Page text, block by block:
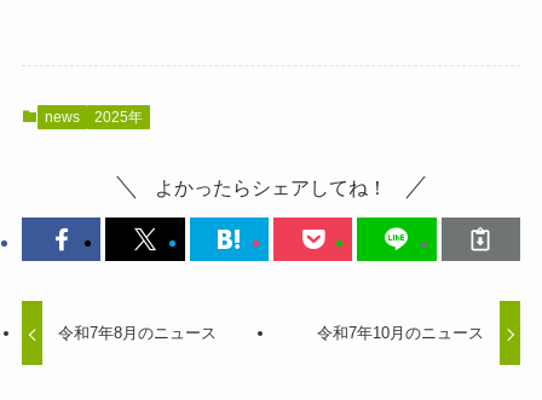
news 2025年
よかったらシェアしてね！
令和7年8月のニュース 令和7年10月のニュース